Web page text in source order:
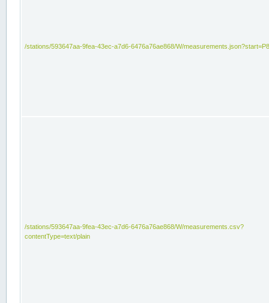
/stations/593647aa-9fea-43ec-a7d6-6476a76ae868/W/
/stations/593647aa-9fea-43ec-a7d6-6476a76ae868/W/measurements.csv?
contentType=text/plain